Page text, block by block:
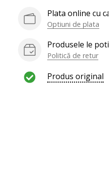
Plata online cu
Optiuni de plata
Produsele le
Politică de retur
Produs original